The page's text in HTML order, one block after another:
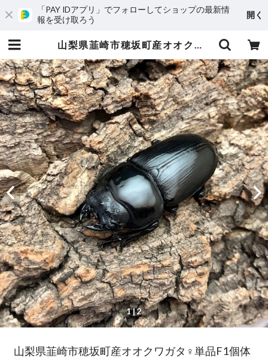
「PAY IDアプリ」でフォローしてショップの最新情
報を受け取ろう
開く
山梨県韮崎市穂坂町産オオクワガタ♀単品F1個体48mm #6440 | Dorcus NAVI ショップ
1| 2
山梨県韮崎市穂坂町産オオクワガタ♀単品F1個体